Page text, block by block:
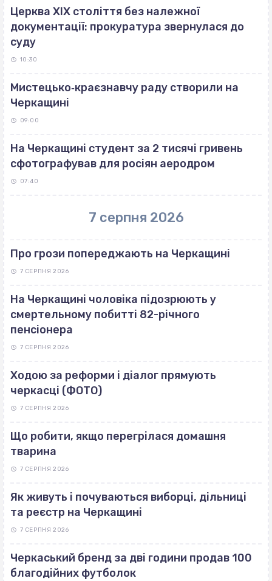
Церква ХІХ століття без належної
документації: прокуратура звернулася до
суду
10:30
Мистецько‐краєзнавчу раду створили на
Черкащині
09:00
На Черкащині студент за 2 тисячі гривень
сфотографував для росіян аеродром
07:40
7 серпня 2026
Про грози попереджають на Черкащині
7 СЕРПНЯ 2026
На Черкащині чоловіка підозрюють у
смертельному побитті 82-річного
пенсіонера
7 СЕРПНЯ 2026
Ходою за реформи і діалог прямують
черкасці (ФОТО)
7 СЕРПНЯ 2026
Що робити, якщо перегрілася домашня
тварина
7 СЕРПНЯ 2026
Як живуть і почуваються виборці, дільниці
та реєстр на Черкащині
7 СЕРПНЯ 2026
Черкаський бренд за дві години продав 100
благодійних футболок